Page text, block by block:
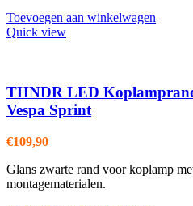
Toevoegen aan winkelwagen
Quick view
THNDR LED
Vespa Sprint
€109,90
Glans zwarte rand voor koplamp
montagematerialen.